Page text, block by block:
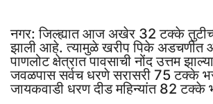
नगर: जिल्ह्यात आज अखेर 32 टक्के
झाली आहे. त्यामुळे खरीप पिके अडचणीत
पाणलोट क्षेत्रात पावसाची नोंद उत्तम
जवळपास सर्वच धरणे सरासरी 75 टक्के
जायकवाडी धरण दीड महिन्यांत 82